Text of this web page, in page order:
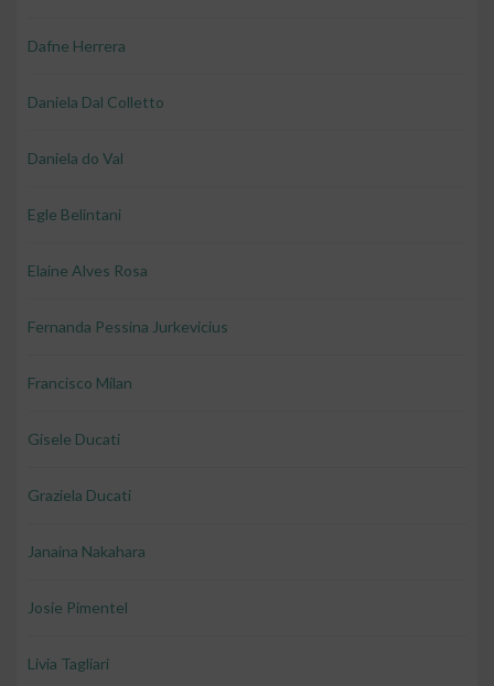
Dafne Herrera
Daniela Dal Colletto
Daniela do Val
Egle Belintani
Elaine Alves Rosa
Fernanda Pessina Jurkevicius
Francisco Milan
Gisele Ducati
Graziela Ducati
Janaina Nakahara
Josie Pimentel
Livia Tagliari